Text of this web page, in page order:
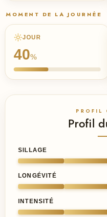
MOMENT DE LA JOURNÉE
JOUR
40%
PROFIL
Profil
SILLAGE
LONGÉVITÉ
INTENSITÉ